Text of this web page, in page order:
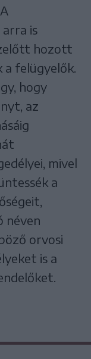
arra is
hozott
a felügyelők.
hogy
az
mivel
a
néven
orvosi
is a